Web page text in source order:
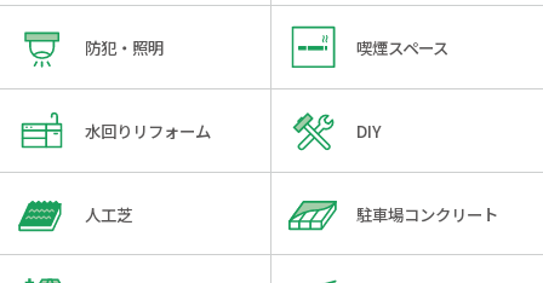
防犯・照明 喫煙スペース
水回りリフォーム DIY
人工芝 駐車場コンクリート